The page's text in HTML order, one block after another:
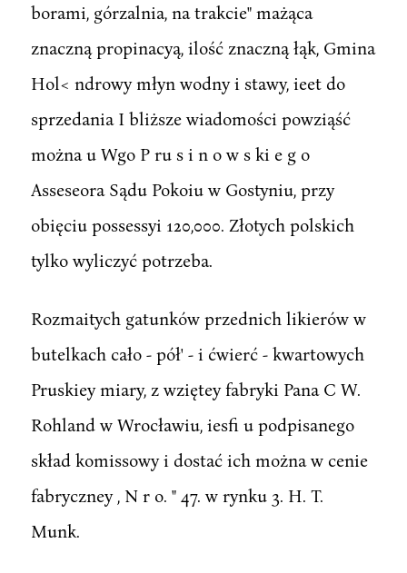
borami, górzalnia, na trakcie" mażąca
znaczną propinacyą, ilość znaczną łąk, Gmina
Hol< ndrowy młyn wodny i stawy, ieet do
sprzedania I bliższe wiadomości powziąść
można u Wgo P ru s i n o w s ki e g o
Asseseora Sądu Pokoiu w Gostyniu, przy
obięciu possessyi 120,000. Złotych polskich
tylko wyliczyć potrzeba.
Rozmaitych gatunków przednich likierów w
butelkach cało - pół' - i ćwierć - kwartowych
Pruskiey miary, z wziętey fabryki Pana C W.
Rohland w Wrocławiu, iesfi u podpisanego
skład komissowy i dostać ich można w cenie
fabryczney , N r o. " 47. w rynku 3. H. T.
Munk.